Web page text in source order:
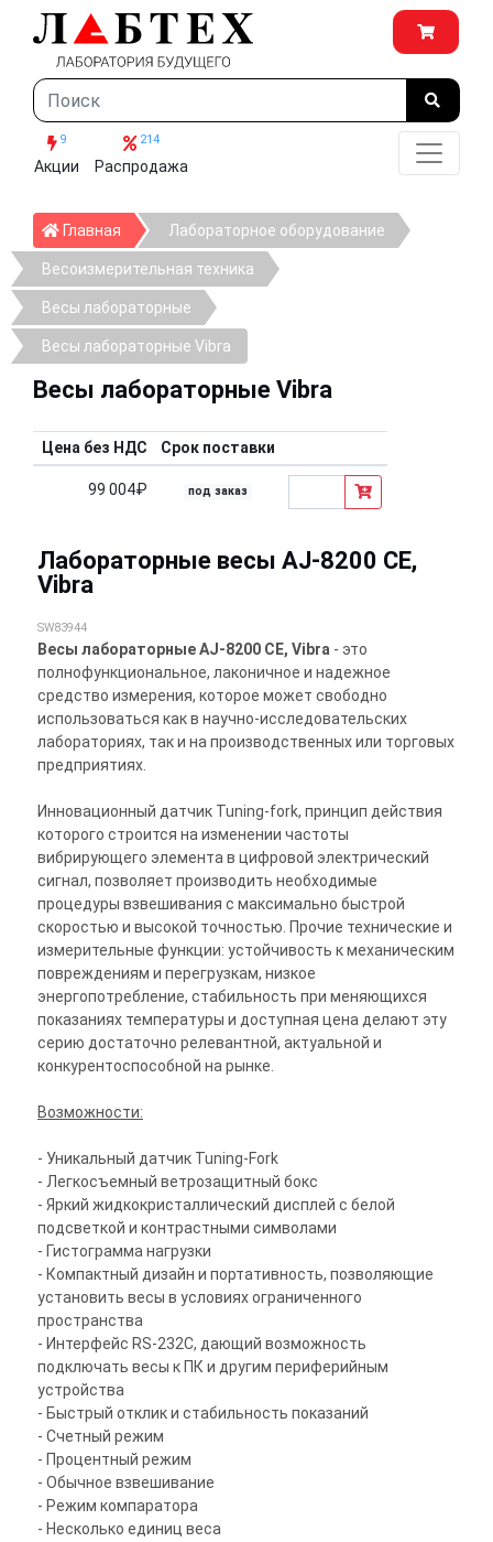
9
Акции
214
Распродажа
Главная ГлавнаяЛабораторное оборудование
Весоизмерительная техника
Весы лабораторные
Весы лабораторные Vibra
Весы лабораторные Vibra
Цена без НДС Срок поставки
99 004₽ под заказ
Лабораторные весы AJ-8200 CE,
Vibra
SW83944
Весы лабораторные AJ-8200 CE, Vibra - это
полнофункциональное, лаконичное и надежное
средство измерения, которое может свободно
использоваться как в научно-исследовательских
лабораториях, так и на производственных или торговых
предприятиях.
Инновационный датчик Tuning-fork, принцип действия
которого строится на изменении частоты
вибрирующего элемента в цифровой электрический
сигнал, позволяет производить необходимые
процедуры взвешивания с максимально быстрой
скоростью и высокой точностью. Прочие технические и
измерительные функции: устойчивость к механическим
повреждениям и перегрузкам, низкое
энергопотребление, стабильность при меняющихся
показаниях температуры и доступная цена делают эту
серию достаточно релевантной, актуальной и
конкурентоспособной на рынке.
Возможности:
- Уникальный датчик Tuning-Fork
- Легкосъемный ветрозащитный бокс
- Яркий жидкокристаллический дисплей с белой
подсветкой и контрастными символами
- Гистограмма нагрузки
- Компактный дизайн и портативность, позволяющие
установить весы в условиях ограниченного
пространства
- Интерфейс RS-232C, дающий возможность
подключать весы к ПК и другим периферийным
устройства
- Быстрый отклик и стабильность показаний
- Счетный режим
- Процентный режим
- Обычное взвешивание
- Режим компаратора
- Несколько единиц веса